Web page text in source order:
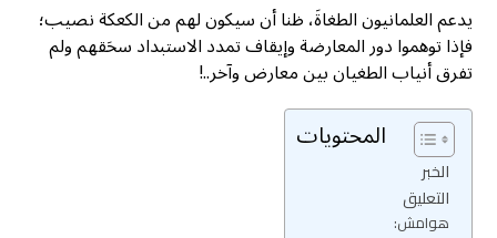
يدعم العلمانيون الطغاةَ، ظنا أن سيكون لهم من الكعكة نصيب؛
فإذا توهموا دور المعارضة وإيقاف تمدد الاستبداد سحَقهم ولم
تفرق أنياب الطغيان بين معارض وآخر..!
المحتويات
الخبر
التعليق
هوامش: